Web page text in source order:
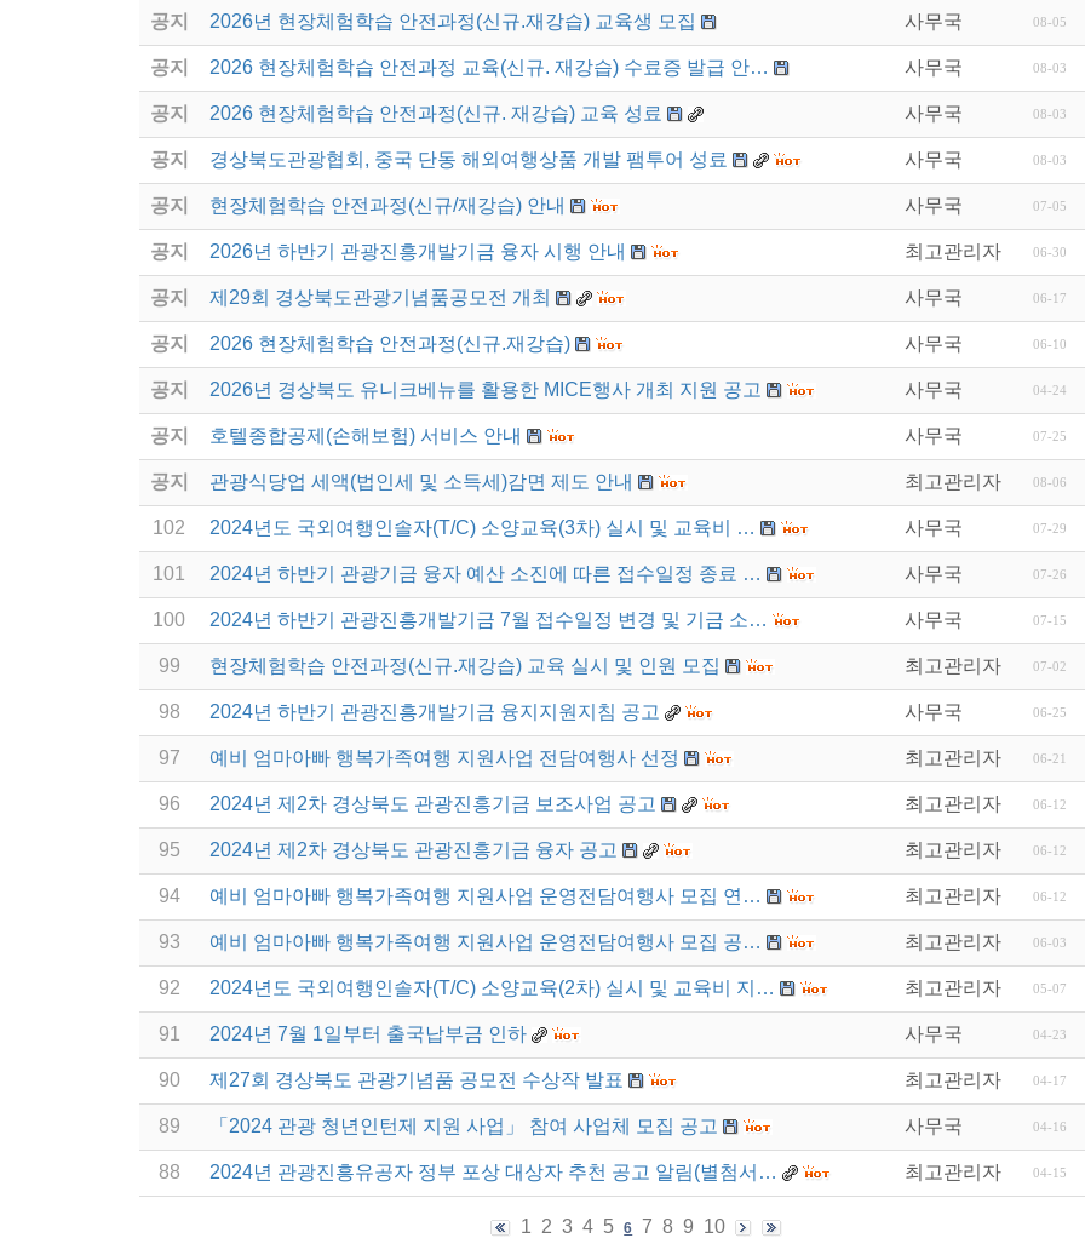
공지 2026년 현장체험학습 안전과정(신규.재강습) 교육생 모집 사무국 08-05
공지 2026 현장체험학습 안전과정 교육(신규. 재강습) 수료증 발급 안… 사무국 08-03
공지 2026 현장체험학습 안전과정(신규. 재강습) 교육 성료 사무국 08-03
공지 경상북도관광협회, 중국 단동 해외여행상품 개발 팸투어 성료 사무국 08-03
공지 현장체험학습 안전과정(신규/재강습) 안내 사무국 07-05
공지 2026년 하반기 관광진흥개발기금 융자 시행 안내 최고관리자 06-30
공지 제29회 경상북도관광기념품공모전 개최 사무국 06-17
공지 2026 현장체험학습 안전과정(신규.재강습) 사무국 06-10
공지 2026년 경상북도 유니크베뉴를 활용한 MICE행사 개최 지원 공고 사무국 04-24
공지 호텔종합공제(손해보험) 서비스 안내 사무국 07-25
공지 관광식당업 세액(법인세 및 소득세)감면 제도 안내 최고관리자 08-06
102 2024년도 국외여행인솔자(T/C) 소양교육(3차) 실시 및 교육비 … 사무국 07-29
101 2024년 하반기 관광기금 융자 예산 소진에 따른 접수일정 종료 … 사무국 07-26
100 2024년 하반기 관광진흥개발기금 7월 접수일정 변경 및 기금 소… 사무국 07-15
99 현장체험학습 안전과정(신규.재강습) 교육 실시 및 인원 모집 최고관리자 07-02
98 2024년 하반기 관광진흥개발기금 융지지원지침 공고 사무국 06-25
97 예비 엄마아빠 행복가족여행 지원사업 전담여행사 선정 최고관리자 06-21
96 2024년 제2차 경상북도 관광진흥기금 보조사업 공고 최고관리자 06-12
95 2024년 제2차 경상북도 관광진흥기금 융자 공고 최고관리자 06-12
94 예비 엄마아빠 행복가족여행 지원사업 운영전담여행사 모집 연… 최고관리자 06-12
93 예비 엄마아빠 행복가족여행 지원사업 운영전담여행사 모집 공… 최고관리자 06-03
92 2024년도 국외여행인솔자(T/C) 소양교육(2차) 실시 및 교육비 지… 최고관리자 05-07
91 2024년 7월 1일부터 출국납부금 인하 사무국 04-23
90 제27회 경상북도 관광기념품 공모전 수상작 발표 최고관리자 04-17
89 「2024 관광 청년인턴제 지원 사업」 참여 사업체 모집 공고 사무국 04-16
88 2024년 관광진흥유공자 정부 포상 대상자 추천 공고 알림(별첨서… 최고관리자 04-15
1 2 3 4 5 6 7 8 9 10